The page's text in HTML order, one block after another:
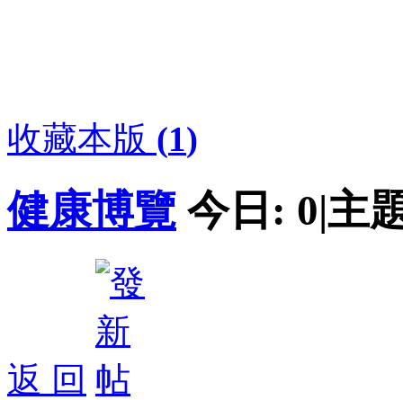
收藏本版 (1)
健康博覽 今日: 0|主
返 回